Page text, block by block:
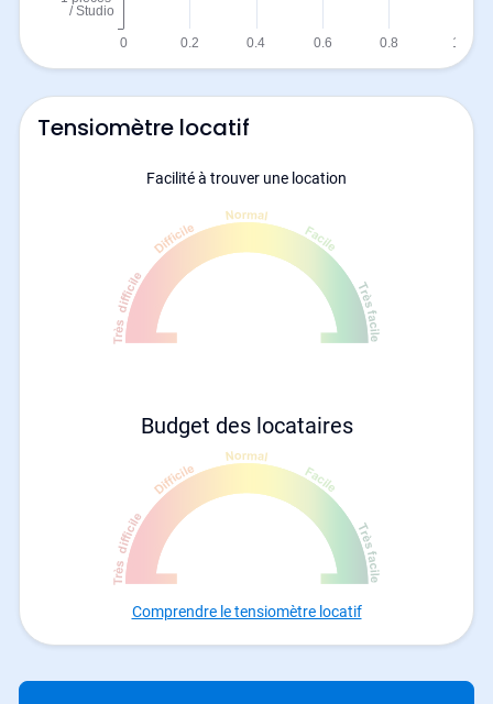
Tensiomètre locatif
Facilité à trouver une location
Budget des locataires
Comprendre le tensiomètre locatif